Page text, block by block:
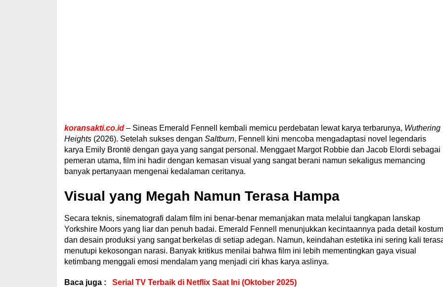
koransakti.co.id– Sineas Emerald Fennell kembali memicu perdebatan lewat karya terbarunya, Wuthering
Heights(2026). Setelah sukses dengan Saltburn, Fennell kini mencoba mengadaptasi novel legendaris
karya Emily Brontë dengan gaya yang sangat personal. Menggaet Margot Robbie dan Jacob Elordi sebagai
pemeran utama, film ini hadir dengan kemasan visual yang sangat berani namun sekaligus memancing
banyak pertanyaan mengenai kedalaman ceritanya.
Visual yang Megah Namun Terasa Hampa
Secara teknis, sinematografi dalam film ini benar-benar memanjakan mata melalui tangkapan lanskap
Yorkshire Moors yang liar dan penuh badai. Emerald Fennell menunjukkan kecintaannya pada detail kostum
dan desain produksi yang sangat berkelas di setiap adegan. Namun, keindahan estetika ini sering kali
menutupi kekosongan narasi. Banyak kritikus menilai bahwa film ini lebih mementingkan gaya visual
ketimbang menggali emosi mendalam yang menjadi ciri khas karya aslinya.
Baca juga : Serial TV Terbaik di Netflix Saat Ini (Oktober 2025)